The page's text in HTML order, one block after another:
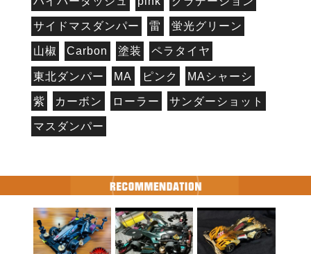
サイドマスダンパー 雷 蛍光グリーン
山椒 Carbon 塗装 ペラタイヤ
東北ダンパー MA ピンク MAシャーシ
紫 カーボン ローラー サンダーショット
マスダンパー